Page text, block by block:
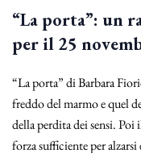
“La porta”: un
per il 25
“La porta” di Barbara
freddo del marmo e quel
della perdita dei sensi.
forza sufficiente per